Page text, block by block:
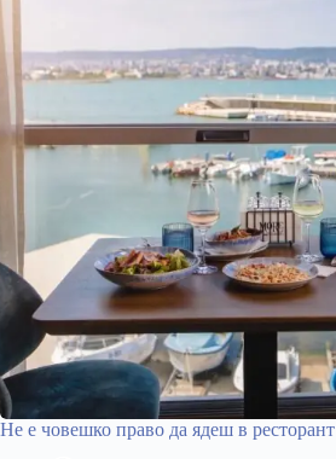
Не е човешко право да ядеш в ресторант